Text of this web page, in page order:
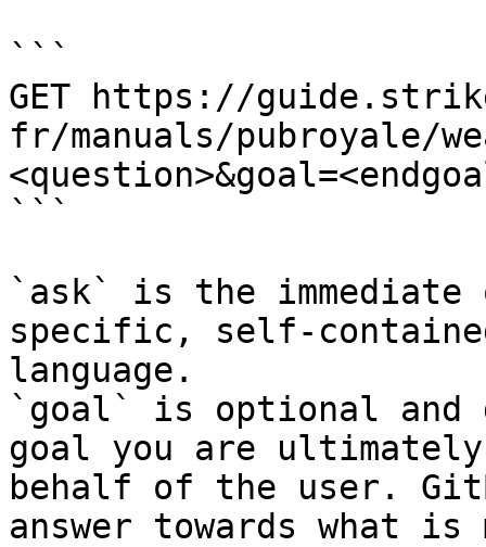
```
GET https://
fr/manuals/pubroyale/
```
`ask` is the
specific, self-
language.
`goal` is optional and
goal you are
behalf of the user.
answer towards what